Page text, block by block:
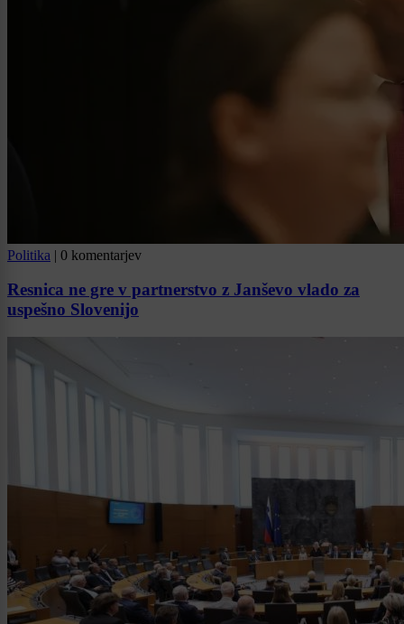
Politika | 0 komentarjev
Resnica ne gre v partnerstvo z Janševo vlado za
uspešno Slovenijo